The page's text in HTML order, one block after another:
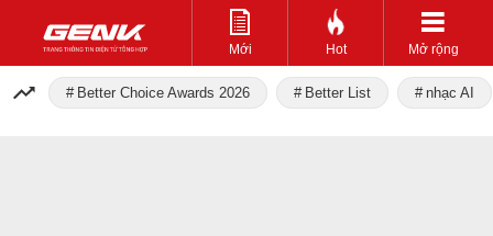
Mới Hot Mở rộng
Better Choice Awards 2026 Better List nhạc AI